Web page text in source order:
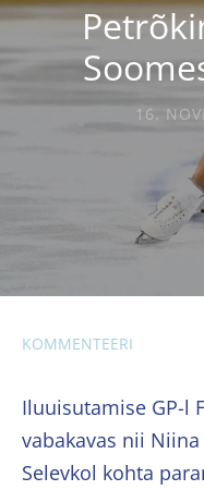
16.
KOMMENTEERI
Iluuisutamise GP-l
vabakavas nii
Selevkol kohta